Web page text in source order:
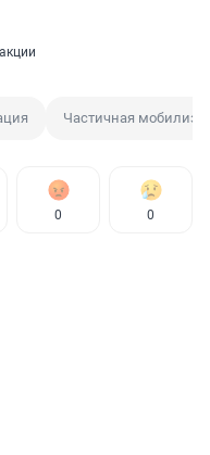
Частичная
0 0